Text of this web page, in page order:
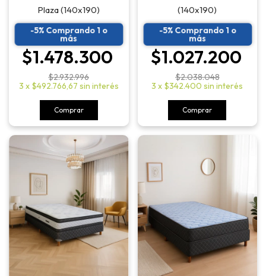
Plaza (140x190)
-5% Comprando 1 o
más
$1.478.300
$2.932.996
3 x $492.766,67 sin interés
Comprar
(140x190)
-5% Comprando 1 o
más
$1.027.200
$2.038.048
3 x $342.400 sin interés
Comprar